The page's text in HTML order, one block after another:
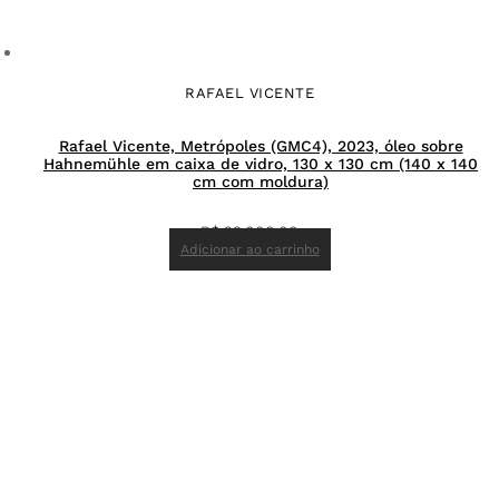
RAFAEL VICENTE
Rafael Vicente, Metrópoles (GMC4), 2023, óleo sobre
Hahnemühle em caixa de vidro, 130 x 130 cm (140 x 140
cm com moldura)
R$23.000,00
Adicionar ao carrinho